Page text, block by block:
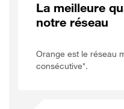
La meilleure
notre réseau
Orange est le réseau
consécutive*.